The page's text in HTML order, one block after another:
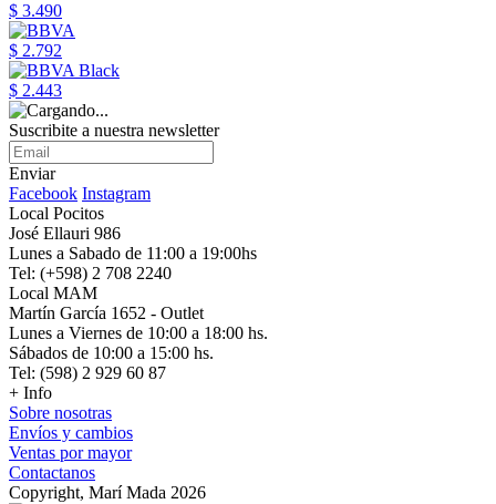
$ 3.490
$ 2.792
$ 2.443
Suscribite a nuestra newsletter
Enviar
Facebook Instagram
Local Pocitos
José Ellauri 986
Lunes a Sabado de 11:00 a 19:00hs
Tel: (+598) 2 708 2240
Local MAM
Martín García 1652 - Outlet
Lunes a Viernes de 10:00 a 18:00 hs.
Sábados de 10:00 a 15:00 hs.
Tel: (598) 2 929 60 87
+ Info
Sobre nosotras
Envíos y cambios
Ventas por mayor
Contactanos
Copyright, Marí Mada 2026